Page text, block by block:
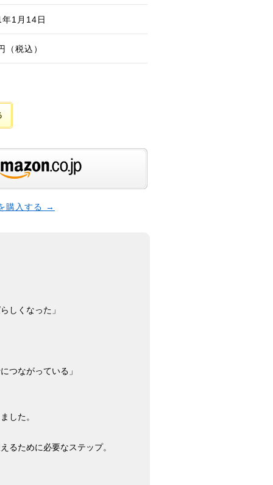
1月14日
（税込）
購入する →
しくなった」
つながっている」
した。
るために必要なステップ。